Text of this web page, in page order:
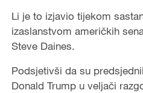
Li je to izjavio tijekom
izaslanstvom američkih
Steve Daines.
Podsjetivši da su
Donald Trump u veljači